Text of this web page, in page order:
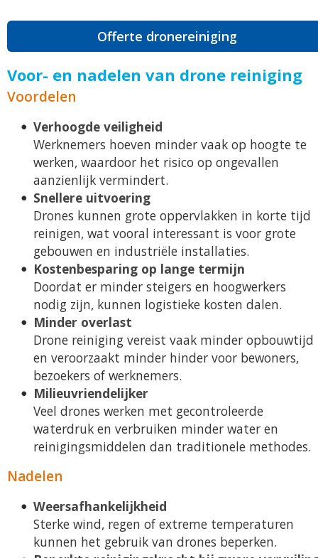
Offerte dronereiniging
Voor- en nadelen van drone reiniging
Voordelen
Verhoogde veiligheid
Werknemers hoeven minder vaak op hoogte te
werken, waardoor het risico op ongevallen
aanzienlijk vermindert.
Snellere uitvoering
Drones kunnen grote oppervlakken in korte tijd
reinigen, wat vooral interessant is voor grote
gebouwen en industriële installaties.
Kostenbesparing op lange termijn
Doordat er minder steigers en hoogwerkers
nodig zijn, kunnen logistieke kosten dalen.
Minder overlast
Drone reiniging vereist vaak minder opbouwtijd
en veroorzaakt minder hinder voor bewoners,
bezoekers of werknemers.
Milieuvriendelijker
Veel drones werken met gecontroleerde
waterdruk en verbruiken minder water en
reinigingsmiddelen dan traditionele methodes.
Nadelen
Weersafhankelijkheid
Sterke wind, regen of extreme temperaturen
kunnen het gebruik van drones beperken.